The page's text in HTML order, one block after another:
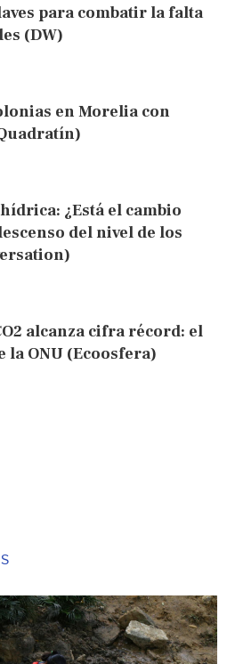
para combatir la falta
(DW)
en Morelia con
¿Está el cambio
del nivel de los
alcanza cifra récord: el
ONU (Ecoosfera)